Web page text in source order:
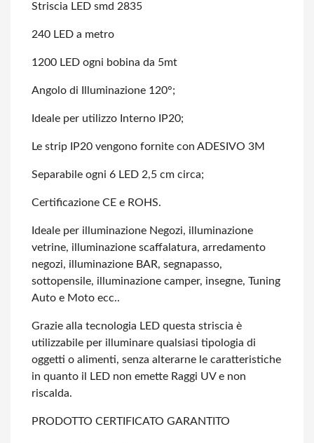
Striscia LED smd 2835
240 LED a metro
1200 LED ogni bobina da 5mt
Angolo di Illuminazione 120°;
Ideale per utilizzo Interno IP20;
Le strip IP20 vengono fornite con ADESIVO 3M
Separabile ogni 6 LED 2,5 cm circa;
Certificazione CE e ROHS.
Ideale per illuminazione Negozi, illuminazione
vetrine, illuminazione scaffalatura, arredamento
negozi, illuminazione BAR, segnapasso,
sottopensile, illuminazione camper, insegne, Tuning
Auto e Moto ecc..
Grazie alla tecnologia LED questa striscia è
utilizzabile per illuminare qualsiasi tipologia di
oggetti o alimenti, senza alterarne le caratteristiche
in quanto il
LED non emette Raggi UV e non
riscalda.
PRODOTTO CERTIFICATO GARANTITO